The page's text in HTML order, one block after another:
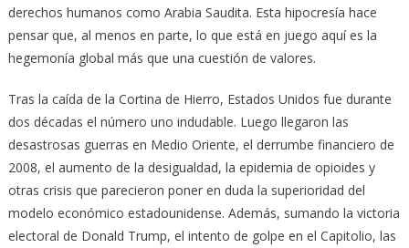
derechos humanos como Arabia Saudita. Esta hipocresía hace
pensar que, al menos en parte, lo que está en juego aquí es la
hegemonía global más que una cuestión de valores.
Tras la caída de la Cortina de Hierro, Estados Unidos fue durante
dos décadas el número uno indudable. Luego llegaron las
desastrosas guerras en Medio Oriente, el derrumbe financiero de
2008, el aumento de la desigualdad, la epidemia de opioides y
otras crisis que parecieron poner en duda la superioridad del
modelo económico estadounidense. Además, sumando la victoria
electoral de Donald Trump, el intento de golpe en el Capitolio, las